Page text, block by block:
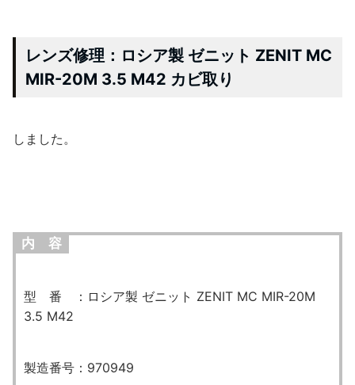
レンズ修理：ロシア製 ゼニット ZENIT MC
MIR-20M 3.5 M42 カビ取り
しました。
内 容
型 番 ：ロシア製 ゼニット ZENIT MC MIR-20M
3.5 M42
製造番号：970949